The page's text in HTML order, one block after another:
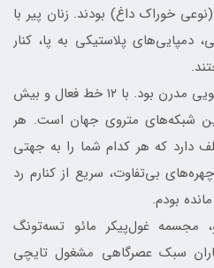
خوراک داغ) بودند. زنان پیر با
پلاستیکی به پا، کنار
ایستگاه مترو چنگدو مانند هزارتویی مدرن بود. با ۱۲ خط فعال و بیش
شبکه‌های متروی جهان است. هر
خروجی مختلف دارد که هر کدام شما را به جهتی
بی‌تفاوت، سریع از کنارم رد
بودم.
مجسمه غول‌پیکر مائو تسه‌تونگ
سبک عصرگاهی مشغول تایچی